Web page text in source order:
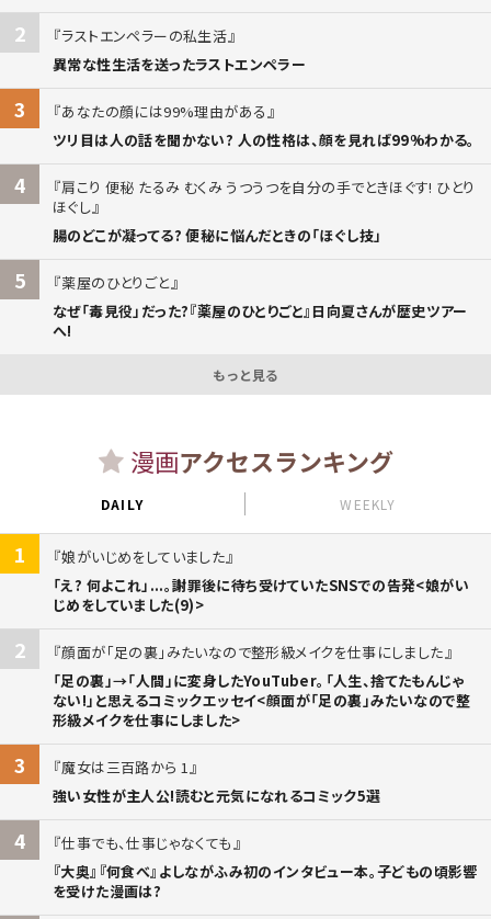
2
ラストエンペラーの私生活
異常な性生活を送ったラストエンペラー
3
あなたの顔には99%理由がある
ツリ目は人の話を聞かない? 人の性格は、顔を見れば99%わかる。
4
肩こり 便秘 たるみ むくみ うつうつを自分の手でときほぐす! ひとり
ほぐし
腸のどこが凝ってる? 便秘に悩んだときの「ほぐし技」
5
薬屋のひとりごと
なぜ「毒見役」だった?『薬屋のひとりごと』日向夏さんが歴史ツアー
へ!
もっと見る
漫画アクセスランキング
DAILY WEEKLY
1
娘がいじめをしていました
「え? 何よこれ」...。謝罪後に待ち受けていたSNSでの告発<娘がい
じめをしていました(9)>
2
顔面が「足の裏」みたいなので整形級メイクを仕事にしました
「足の裏」→「人間」に変身したYouTuber。「人生、捨てたもんじゃ
ない!」と思えるコミックエッセイ<顔面が「足の裏」みたいなので整
形級メイクを仕事にしました>
3
魔女は三百路から 1
強い女性が主人公!読むと元気になれるコミック5選
4
仕事でも、仕事じゃなくても
『大奥』『何食べ』よしながふみ初のインタビュー本。子どもの頃影響
を受けた漫画は?